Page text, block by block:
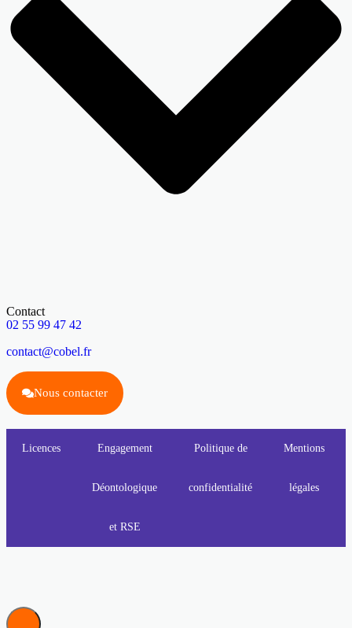
Contact
02 55 99 47 42
contact@cobel.fr
Nous contacter
Licences Engagement
Déontologique
et RSE
Politique de
confidentialité
Mentions
légales